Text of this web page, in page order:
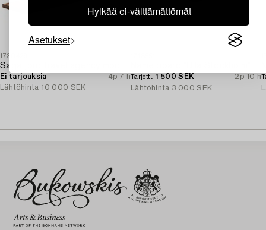
Hylkää ei-välttämättömät
Asetukset
1730429
Ei tarjouksia
4p 7 h
Lähtöhinta 10 000 SEK
Tarjottu1 500 SEK
2p 10 h
Lähtöhinta 3 000 SEK